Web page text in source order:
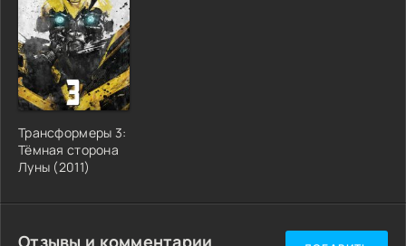
Трансформеры 3:
Тёмная сторона
Луны (2011)
Отзывы и комментарии